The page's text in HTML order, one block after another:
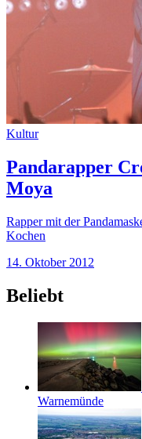
Kultur
Pandarapper
Moya
Rapper mit der
Kochen
14. Oktober 2012
Beliebt
Warnemünde